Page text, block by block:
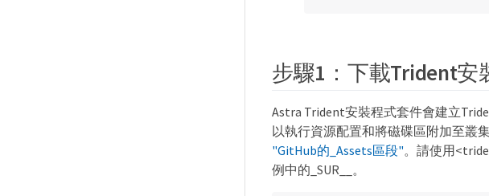
步驟1：下載Trident安
Astra Trident安裝程式套件會建立
以執行資源配置和將磁碟區附加至叢
"GitHub的_Assets區段"。請使用
例中的_SUR__。